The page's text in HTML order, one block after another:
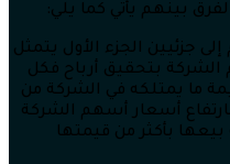
بينهم يأتي كما يلي:
جزئيين الجزء الأول يتمثل
الشركة بتحقيق أرباح فكل
ما يمتلكه في الشركة من
أسعار أسهم الشركة
بيعها بأكثر من قيمتها